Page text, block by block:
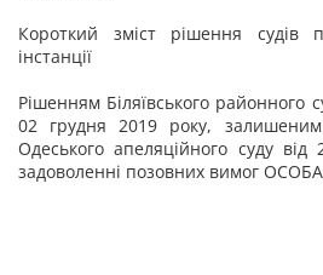
Короткий зміст рішення судів
інстанції
Рішенням Біляївського районного
02 грудня 2019 року,
Одеського апеляційного суду
задоволенні позовних вимог